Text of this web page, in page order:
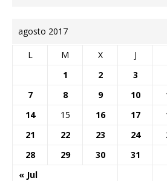
agosto 2017
L M X J
« Jul
1 2 3
7
8 9 10
14
15 16 17
21
22 23 24
28
29 30 31